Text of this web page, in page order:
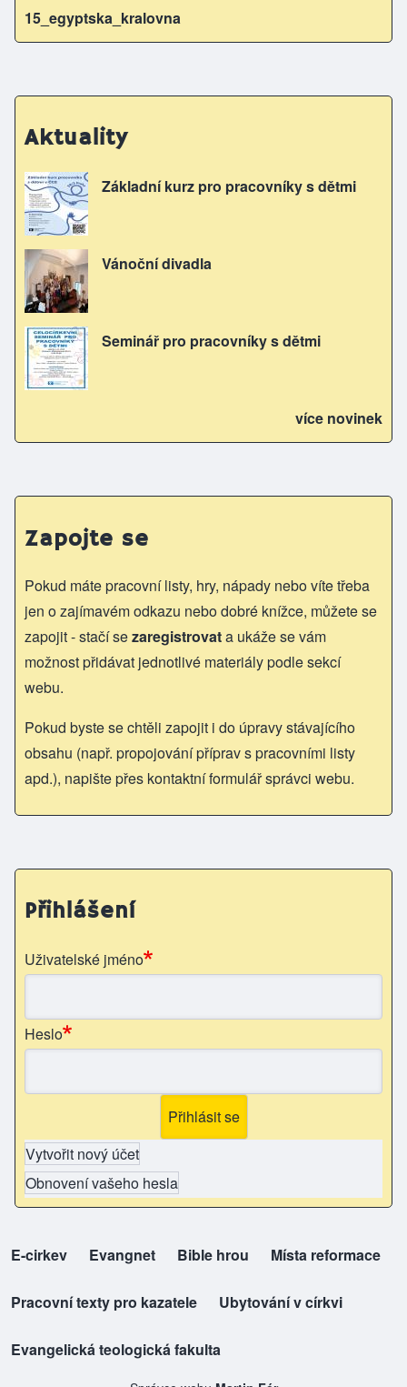
15_egyptska_kralovna
Aktuality
Základní kurz pro pracovníky s dětmi
Vánoční divadla
Seminář pro pracovníky s dětmi
více novinek
Zapojte se
Pokud máte pracovní listy, hry, nápady nebo víte třeba
jen o zajímavém odkazu nebo dobré knížce, můžete se
zapojit - stačí sezaregistrovata ukáže se vám
možnost přidávat jednotlivé materiály podle sekcí
webu.
Pokud byste se chtěli zapojit i do úpravy stávajícího
obsahu (např. propojování příprav s pracovními listy
apd.), napište přes kontaktní formulář správci webu.
Přihlášení
Uživatelské jméno
Heslo
Vytvořit nový účet
Obnovení vašeho hesla
top-odkazy
E-cirkev
(opens in new tab)
Evangnet
(opens in new tab)Bible hrou
(opens in new tab)Místa reformace
(opens in new tab)
Pracovní texty pro kazatele
(opens in new tab) Ubytování v církvi
(opens in new tab)
Evangelická teologická fakulta
(opens in new tab)